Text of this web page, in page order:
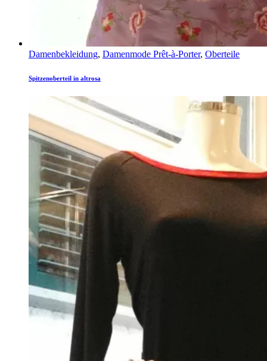
Damenbekleidung, Damenmode Prêt-à-Porter, Oberteile
Spitzenoberteil in altrosa